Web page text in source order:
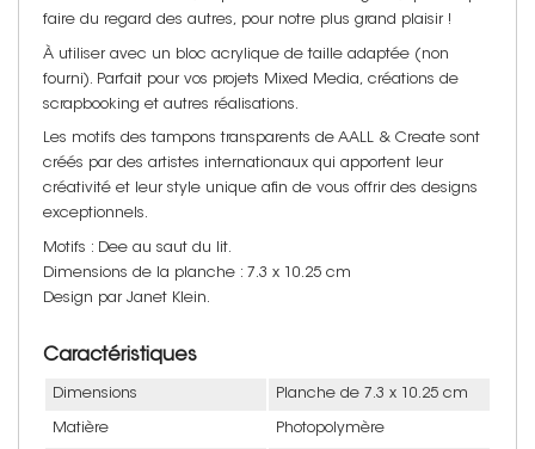
faire du regard des autres, pour notre plus grand plaisir !
À utiliser avec un bloc acrylique de taille adaptée (non
fourni). Parfait pour vos projets Mixed Media, créations de
scrapbooking et autres réalisations.
Les motifs des tampons transparents de AALL & Create sont
créés par des artistes internationaux qui apportent leur
créativité et leur style unique afin de vous offrir des designs
exceptionnels.
Motifs : Dee au saut du lit.
Dimensions de la planche : 7.3 x 10.25 cm
Design par Janet Klein.
Caractéristiques
Dimensions Planche de 7.3 x 10.25 cm
Matière Photopolymère